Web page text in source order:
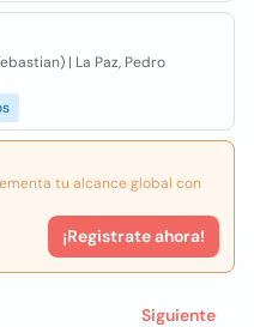
| La Paz, Pedro
tu alcance global con
¡Registrate ahora!
Siguiente